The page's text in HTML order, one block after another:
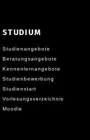
STUDIUM
Studienangebote
Beratungsangebote
Kennenlernangebote
Studienbewerbung
Studienstart
Vorlesungsverzeichnis
Moodle